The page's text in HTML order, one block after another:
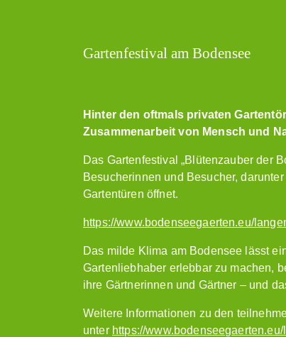
Gartenfestival am Bodensee
Hinter den oftmals privaten
Zusammenarbeit von Mensch und
Das Gartenfestival „Blütenzauber der
Besucherinnen und Besucher,
Gartentüren öffnet.
https://www.bodenseegaerten.eu/
Das milde Klima am Bodensee lässt
Gartenliebhaber erlebbar zu machen,
ihre Gärtnerinnen und Gärtner – und
Weitere Informationen zu den
unter https://